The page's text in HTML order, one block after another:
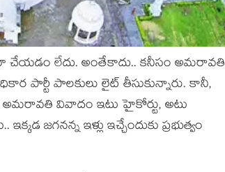
చేయ‌డం లేదు. అంతేకాదు.. క‌నీసం అమ‌రావ‌తి
పార్టీ పాల‌కులు లైట్ తీసుకున్నారు. కానీ,
అమ‌రావ‌తి వివాదం ఇటు హైకోర్టు, అటు
జ‌గ‌న‌న్న ఇళ్లు ఇచ్చేందుకు ప్ర‌భుత్వం